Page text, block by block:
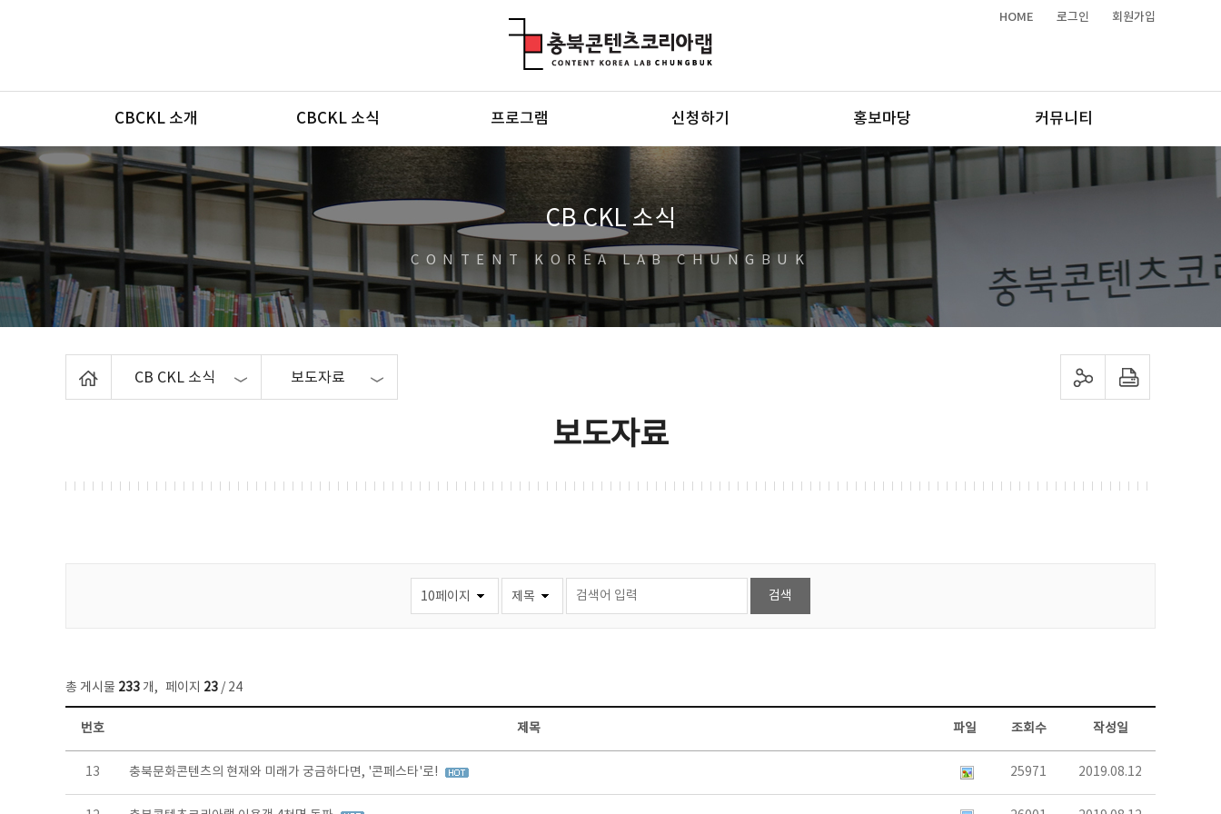
HOME 로그인 회원가입
메뉴
CBCKL 소개 CBCKL 소식 프로그램 신청하기 홍보마당 커뮤니티
CB CKL 소식
CONTENT KOREA LAB CHUNGBUK
CB CKL 소식 보도자료 sns 공유하기 프린트하기
보도자료
총 게시물 233 개, 페이지 23 / 24
보도자료 목록 - 번호, 제목, 작성자, 파일, 조회수, 작성일 정보 제공
번호 제목 파일 조회수 작성일
13 충북문화콘텐츠의 현재와 미래가 궁금하다면, '콘페스타'로! 25971 2019.08.12